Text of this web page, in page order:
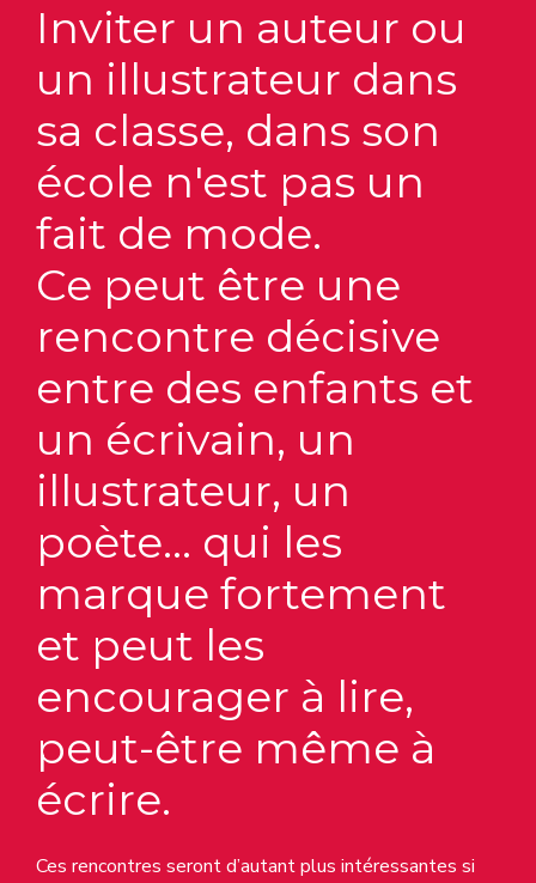
Inviter un auteur ou
un illustrateur dans
sa classe, dans son
école n'est pas un
fait de mode.
Ce peut être une
rencontre décisive
entre des enfants et
un écrivain, un
illustrateur, un
poète... qui les
marque fortement
et peut les
encourager à lire,
peut-être même à
écrire.
Ces rencontres seront d’autant plus intéressantes si